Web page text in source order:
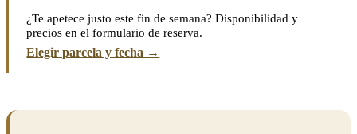
¿Te apetece justo este fin de semana? Disponibilidad y
precios en el formulario de reserva.
Elegir parcela y fecha →